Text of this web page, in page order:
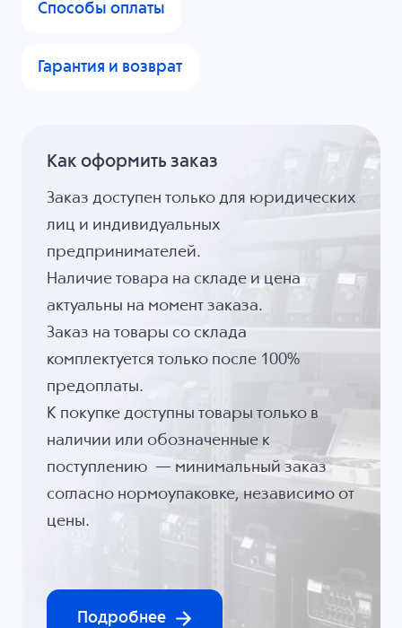
Способы оплаты
Гарантия и возврат
Как оформить заказ
Заказ доступен только для юридических
лиц и индивидуальных
предпринимателей.
Наличие товара на складе и цена
актуальны на момент заказа.
Заказ на товары со склада
комплектуется только после 100%
предоплаты.
К покупке доступны товары только в
наличии или обозначенные к
поступлению — минимальный заказ
согласно нормоупаковке, независимо от
цены.
Подробнее